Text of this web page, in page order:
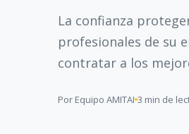
La confianza
profesionales de su
contratar a los
Por Equipo AMITAI 3 min de